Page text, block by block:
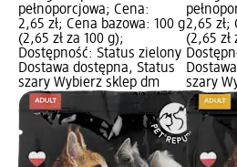
pełnoporcjowa; Cena:
2,65 zł; Cena bazowa: 100 g
(2,65 zł za 100 g);
Dostępność: Status zielony
Dostawa dostępna, Status
szary Wybierz sklep dm
2,65 zł;
(2,65 zł
szary